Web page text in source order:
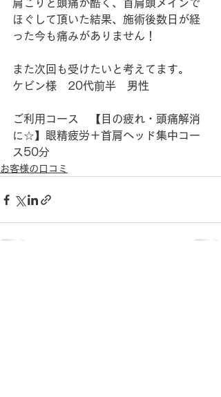
肩こりと頭痛が酷く、首肩頭メインで
ほぐして頂いた結果、施術後数日が経
った今も痛みがありません！
また次回も受けたいと考えてます。
ケビン様　20代前半　男性
ご利用コース　【目の疲れ・頭痛解消
に☆】眼精疲労＋首肩ヘッド集中コー
ス50分
お客様の口コミ